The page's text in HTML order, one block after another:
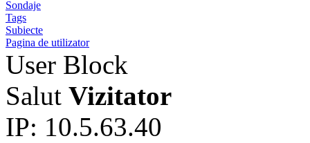
Sondaje
Tags
Subiecte
Pagina de utilizator
User Block
Salut Vizitator
IP: 10.5.63.40